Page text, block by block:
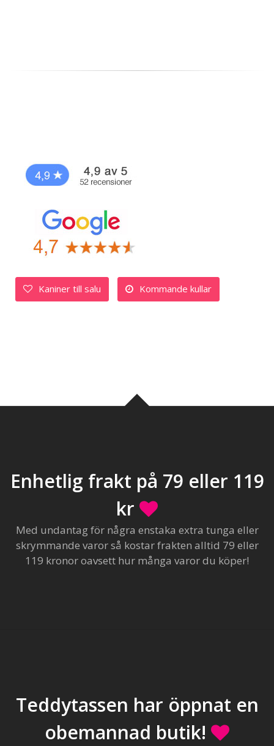
Kaniner till salu Kommande kullar
Enhetlig frakt på 79 eller 119
kr
Med undantag för några enstaka extra tunga eller
skrymmande varor så kostar frakten alltid 79 eller
119 kronor oavsett hur många varor du köper!
Teddytassen har öppnat en
obemannad butik!